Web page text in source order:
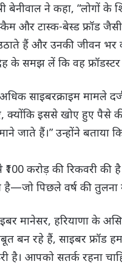
बेनीवाल ने कहा,
और टास्क-बेस्ड फ्रॉड
हैं और उनकी जीवन
समझ लें कि वह फ्रॉडस्टर
साइबरक्राइम मामले
क्योंकि इससे खोए हुए पैसे
जाते हैं।” उन्होंने बताया
करोड़ की रिकवरी
पिछले वर्ष की
मानेसर, हरियाणा के
बन रहे हैं, साइबर फ्रॉड
है। आपको सतर्क